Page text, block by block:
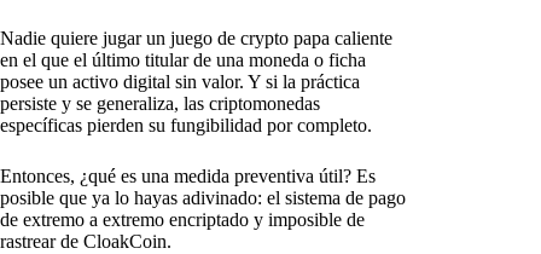
Nadie quiere jugar un juego de crypto papa caliente
en el que el último titular de una moneda o ficha
posee un activo digital sin valor. Y si la práctica
persiste y se generaliza, las criptomonedas
específicas pierden su fungibilidad por completo.
Entonces, ¿qué es una medida preventiva útil? Es
posible que ya lo hayas adivinado: el sistema de pago
de extremo a extremo encriptado y imposible de
rastrear de CloakCoin.